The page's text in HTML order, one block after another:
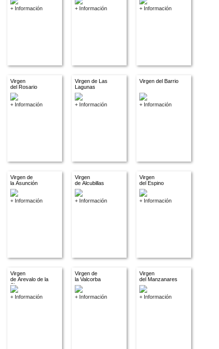
+ Información + Información
+ Información
Virgen
del Rosario
+ Información
Virgen de Las
Lagunas
+ Información
Virgen del Barrio
+ Información
Virgen de
la Asunción
+ Información
Virgen
de Alcubillas
+ Información
Virgen
del Espino
+ Información
Virgen
de Arevalo de la
Sierra
+ Información
Virgen de
la Valcorba
+ Información
Virgen
del Manzanares
+ Información